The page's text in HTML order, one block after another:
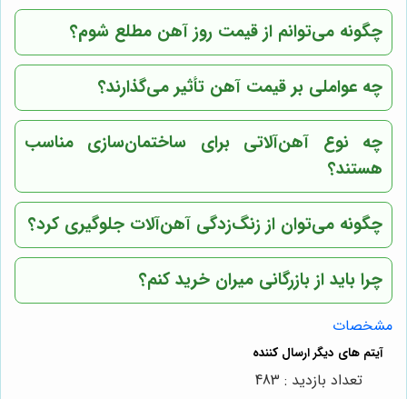
چگونه می‌توانم از قیمت روز آهن مطلع شوم؟
چه عواملی بر قیمت آهن تأثیر می‌گذارند؟
چه نوع آهن‌آلاتی برای ساختمان‌سازی مناسب
هستند؟
چگونه می‌توان از زنگ‌زدگی آهن‌آلات جلوگیری کرد؟
چرا باید از بازرگانی میران خرید کنم؟
مشخصات
تعداد بازدید : 483